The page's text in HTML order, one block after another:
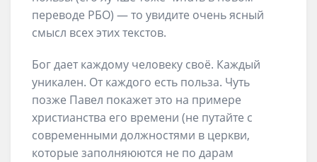
переводе РБО) — то увидите очень ясный
смысл всех этих текстов.
Бог дает каждому человеку своё. Каждый
уникален. От каждого есть польза. Чуть
позже Павел покажет это на примере
христианства его времени (не путайте с
современными должностями в церкви,
которые заполняюются не по дарам